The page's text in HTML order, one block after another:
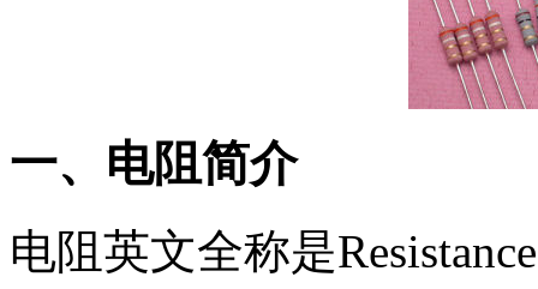
一、电阻简介
电阻英文全称是